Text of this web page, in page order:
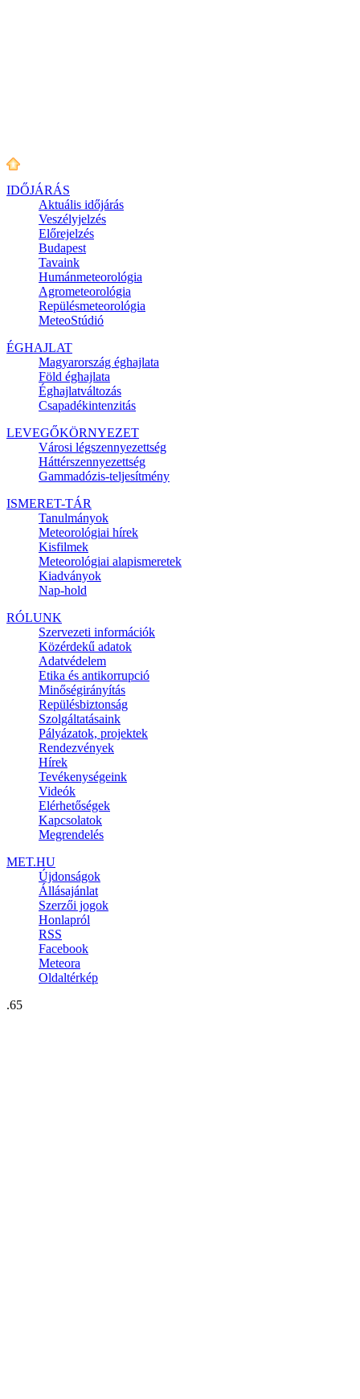
IDŐJÁRÁS
Aktuális időjárás
Veszélyjelzés
Előrejelzés
Budapest
Tavaink
Humánmeteorológia
Agrometeorológia
Repülésmeteorológia
MeteoStúdió
ÉGHAJLAT
Magyarország éghajlata
Föld éghajlata
Éghajlatváltozás
Csapadékintenzitás
LEVEGŐKÖRNYEZET
Városi légszennyezettség
Háttérszennyezettség
Gammadózis-teljesítmény
ISMERET-TÁR
Tanulmányok
Meteorológiai hírek
Kisfilmek
Meteorológiai alapismeretek
Kiadványok
Nap-hold
RÓLUNK
Szervezeti információk
Közérdekű adatok
Adatvédelem
Etika és antikorrupció
Minőségirányítás
Repülésbiztonság
Szolgáltatásaink
Pályázatok, projektek
Rendezvények
Hírek
Tevékenységeink
Videók
Elérhetőségek
Kapcsolatok
Megrendelés
MET.HU
Újdonságok
Állásajánlat
Szerzői jogok
Honlapról
RSS
Facebook
Meteora
Oldaltérkép
.65